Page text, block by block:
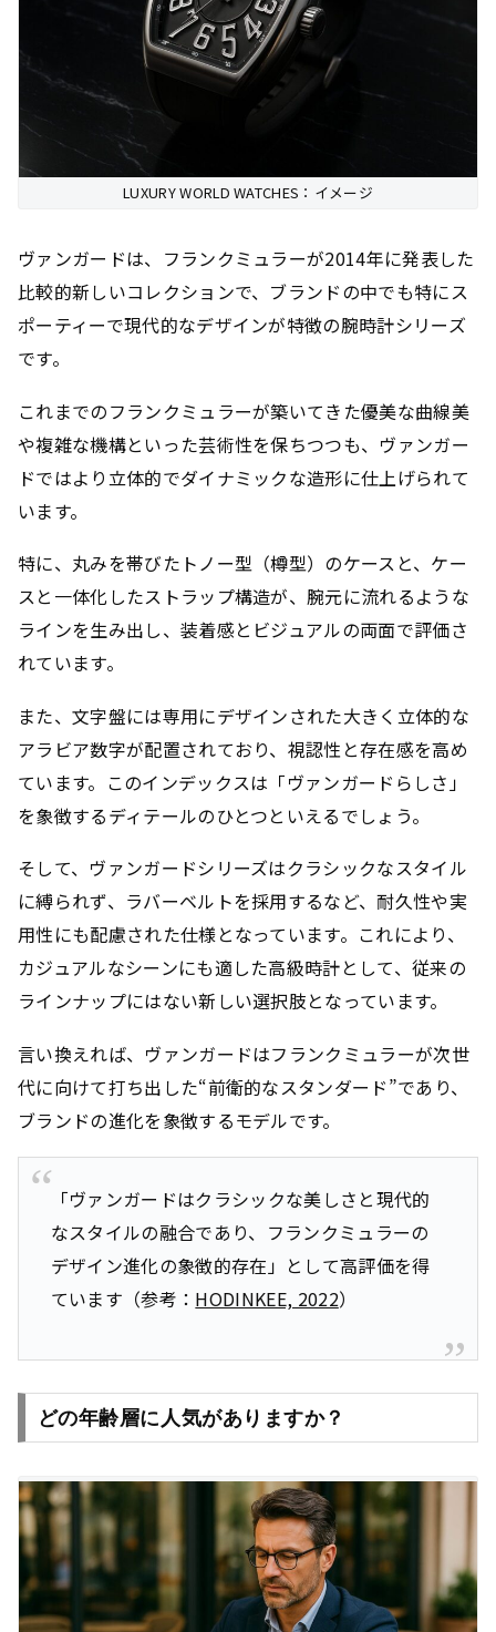
LUXURY WORLD WATCHES：イメージ
ヴァンガードは、フランクミュラーが2014年に発表した
比較的新しいコレクションで、ブランドの中でも特にス
ポーティーで現代的なデザインが特徴の腕時計シリーズ
です。
これまでのフランクミュラーが築いてきた優美な曲線美
や複雑な機構といった芸術性を保ちつつも、ヴァンガー
ドではより立体的でダイナミックな造形に仕上げられて
います。
特に、丸みを帯びたトノー型（樽型）のケースと、ケー
スと一体化したストラップ構造が、腕元に流れるような
ラインを生み出し、装着感とビジュアルの両面で評価さ
れています。
また、文字盤には専用にデザインされた大きく立体的な
アラビア数字が配置されており、視認性と存在感を高め
ています。このインデックスは「ヴァンガードらしさ」
を象徴するディテールのひとつといえるでしょう。
そして、ヴァンガードシリーズはクラシックなスタイル
に縛られず、ラバーベルトを採用するなど、耐久性や実
用性にも配慮された仕様となっています。これにより、
カジュアルなシーンにも適した高級時計として、従来の
ラインナップにはない新しい選択肢となっています。
言い換えれば、ヴァンガードはフランクミュラーが次世
代に向けて打ち出した“前衛的なスタンダード”であり、
ブランドの進化を象徴するモデルです。
「ヴァンガードはクラシックな美しさと現代的
なスタイルの融合であり、フランクミュラーの
デザイン進化の象徴的存在」として高評価を得
ています（参考： HODINKEE, 2022）
どの年齢層に人気がありますか？